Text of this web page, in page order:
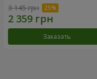
3 145 грн
Заказать